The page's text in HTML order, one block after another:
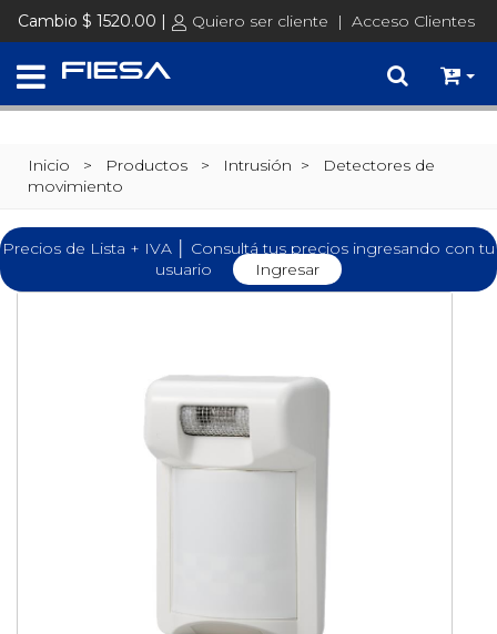
Cambio $ 1520.00 | Quiero ser cliente | Acceso Clientes
Inicio > Productos > Intrusión >
Detectores de
movimiento
Precios de Lista + IVA │ Consultá tus precios ingresando con tu
usuario
Ingresar